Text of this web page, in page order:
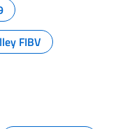
FIBV